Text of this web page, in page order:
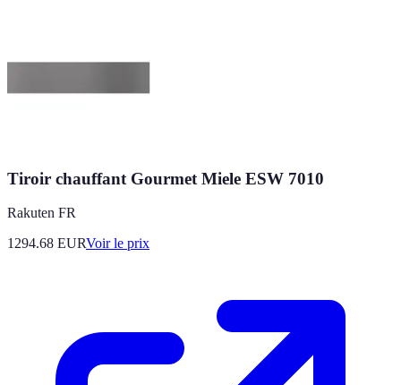
Tiroir chauffant Gourmet Miele ESW 7010
Rakuten FR
1294.68 EURVoir le prix